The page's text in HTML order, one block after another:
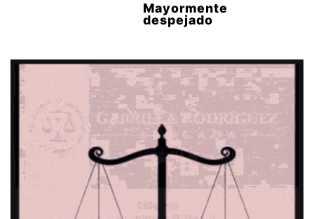
Mayormente
despejado